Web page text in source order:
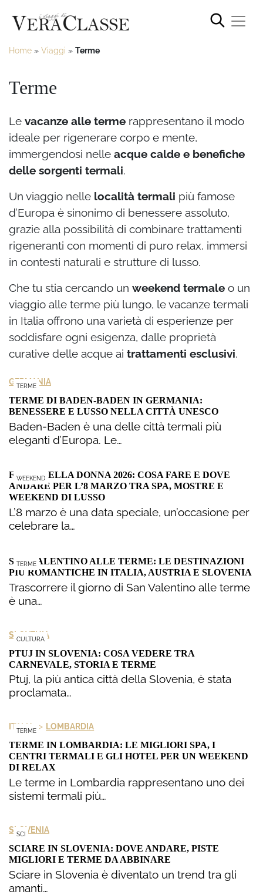
Home » Viaggi » Terme
Terme
Le vacanze alle terme rappresentano il modo
ideale per rigenerare corpo e mente,
immergendosi nelle acque calde e benefiche
delle sorgenti termali.
Un viaggio nelle località termali più famose
d’Europa è sinonimo di benessere assoluto,
grazie alla possibilità di combinare trattamenti
rigeneranti con momenti di puro relax, immersi
in contesti naturali e strutture di lusso.
Che tu stia cercando un weekend termale o un
viaggio alle terme più lungo, le vacanze termali
in Italia offrono una varietà di esperienze per
soddisfare ogni esigenza, dalle proprietà
curative delle acque ai trattamenti esclusivi.
TERME
GERMANIA
TERME DI BADEN-BADEN IN GERMANIA:
BENESSERE E LUSSO NELLA CITTÀ UNESCO
Baden-Baden è una delle città termali più
eleganti d’Europa. Le…
WEEKEND
FESTA DELLA DONNA 2026: COSA FARE E DOVE
ANDARE PER L’8 MARZO TRA SPA, MOSTRE E
WEEKEND DI LUSSO
L’8 marzo è una data speciale, un’occasione per
celebrare la…
TERME
SAN VALENTINO ALLE TERME: LE DESTINAZIONI
PIÙ ROMANTICHE IN ITALIA, AUSTRIA E SLOVENIA
Trascorrere il giorno di San Valentino alle terme
è una…
CULTURA
SLOVENIA
PTUJ IN SLOVENIA: COSA VEDERE TRA
CARNEVALE, STORIA E TERME
Ptuj, la più antica città della Slovenia, è stata
proclamata…
TERME
ITALIA > LOMBARDIA
TERME IN LOMBARDIA: LE MIGLIORI SPA, I
CENTRI TERMALI E GLI HOTEL PER UN WEEKEND
DI RELAX
Le terme in Lombardia rappresentano uno dei
sistemi termali più…
SCI
SLOVENIA
SCIARE IN SLOVENIA: DOVE ANDARE, PISTE
MIGLIORI E TERME DA ABBINARE
Sciare in Slovenia è diventato un trend tra gli
amanti…